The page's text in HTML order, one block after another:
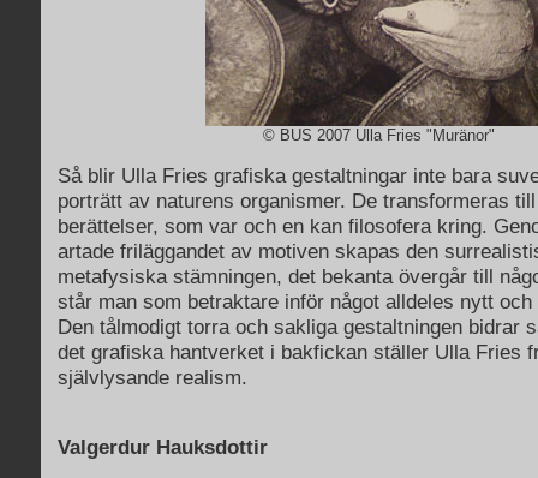
© BUS 2007 Ulla Fries "Muränor"
Så blir Ulla Fries grafiska gestaltningar inte bara
porträtt av naturens organismer. De transformeras
berättelser, som var och en kan filosofera kring.
artade friläggandet av motiven skapas den
metafysiska stämningen, det bekanta övergår till
står man som betraktare inför något alldeles nytt
Den tålmodigt torra och sakliga gestaltningen bidrar
det grafiska hantverket i bakfickan ställer Ulla Fries
självlysande realism.
Valgerdur Hauksdottir